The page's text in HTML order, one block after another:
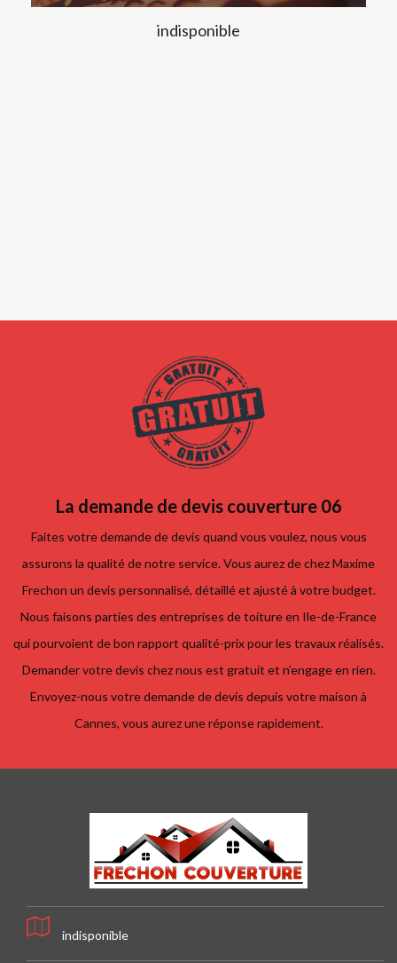
indisponible
La demande de devis couverture 06
Faites votre demande de devis quand vous voulez, nous vous
assurons la qualité de notre service. Vous aurez de chez Maxime
Frechon un devis personnalisé, détaillé et ajusté à votre budget.
Nous faisons parties des entreprises de toiture en Ile-de-France
qui pourvoient de bon rapport qualité-prix pour les travaux réalisés.
Demander votre devis chez nous est gratuit et n’engage en rien.
Envoyez-nous votre demande de devis depuis votre maison à
Cannes, vous aurez une réponse rapidement.
indisponible